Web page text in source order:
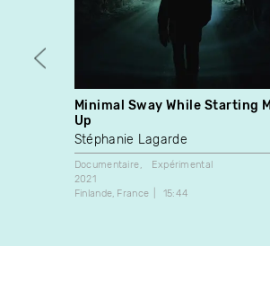
Minimal Sway While Starting
Up
Stéphanie Lagarde
Documentaire
Expérimental
2021
Finlande France 15:44